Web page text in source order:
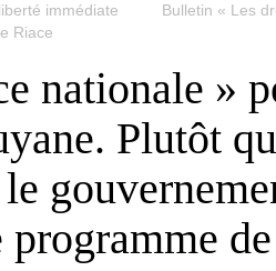
immédiate
Riace
Bulletin « Les
nationale »
Plutôt